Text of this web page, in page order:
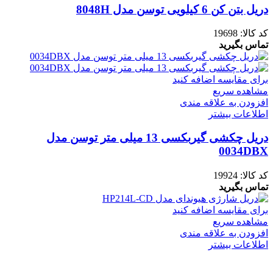
دریل بتن کن 6 کیلویی توسن مدل 8048H
کد کالا: 19698
تماس بگیرید
برای مقایسه اضافه کنید
مشاهده سریع
افزودن به علاقه مندی
اطلاعات بیشتر
دریل چکشی گیربکسی 13 میلی متر توسن مدل
0034DBX
کد کالا: 19924
تماس بگیرید
برای مقایسه اضافه کنید
مشاهده سریع
افزودن به علاقه مندی
اطلاعات بیشتر